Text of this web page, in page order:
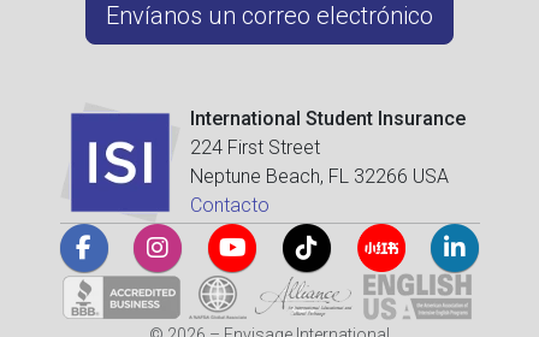
Envíanos un correo electrónico
International Student Insurance
224 First Street
Neptune Beach, FL 32266 USA
Contacto